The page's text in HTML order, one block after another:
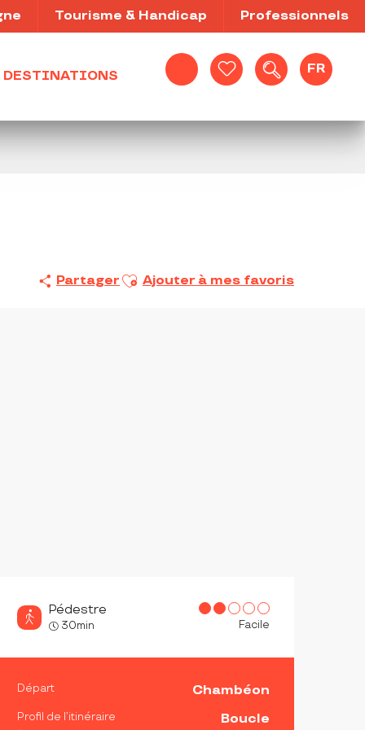
Recherche
FR
Tourisme & Handicap Professionnels
DESTINATIONS
Partager Ajouter aux favoris
Ajouter à mes favoris
Pédestre
30min Facile
INFORMATIONS
Départ Chambéon
Profil de l’itinéraire Boucle